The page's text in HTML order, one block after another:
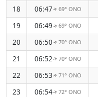
18
06:47↑ 69° ONO
19
06:49↑ 69° ONO
20
06:50↑ 70° ONO
21
06:52↑ 70° ONO
22
06:53↑ 71° ONO
23
06:54↑ 72° ONO